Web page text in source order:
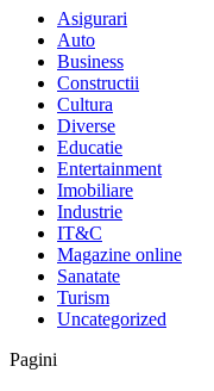
Asigurari
Auto
Business
Constructii
Cultura
Diverse
Educatie
Entertainment
Imobiliare
Industrie
IT&C
Magazine online
Sanatate
Turism
Uncategorized
Pagini